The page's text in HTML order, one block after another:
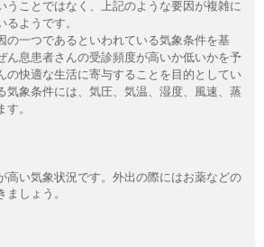
うことではなく、上記のような要因が複雑に
ようです。
の一つであるといわれている気象条件を基
ん息患者さんの受診頻度が高いか低いかを予
の快適な生活に寄与することを目的としてい
気象条件には、気圧、気温、湿度、風速、蒸
。
高い気象状況です。外出の際にはお薬などの
しょう。